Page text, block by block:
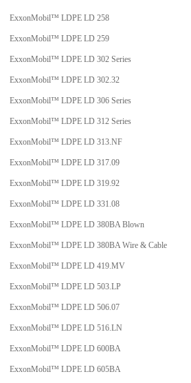
ExxonMobil™ LDPE LD 258
ExxonMobil™ LDPE LD 259
ExxonMobil™ LDPE LD 302 Series
ExxonMobil™ LDPE LD 302.32
ExxonMobil™ LDPE LD 306 Series
ExxonMobil™ LDPE LD 312 Series
ExxonMobil™ LDPE LD 313.NF
ExxonMobil™ LDPE LD 317.09
ExxonMobil™ LDPE LD 319.92
ExxonMobil™ LDPE LD 331.08
ExxonMobil™ LDPE LD 380BA Blown
ExxonMobil™ LDPE LD 380BA Wire & Cable
ExxonMobil™ LDPE LD 419.MV
ExxonMobil™ LDPE LD 503.LP
ExxonMobil™ LDPE LD 506.07
ExxonMobil™ LDPE LD 516.LN
ExxonMobil™ LDPE LD 600BA
ExxonMobil™ LDPE LD 605BA